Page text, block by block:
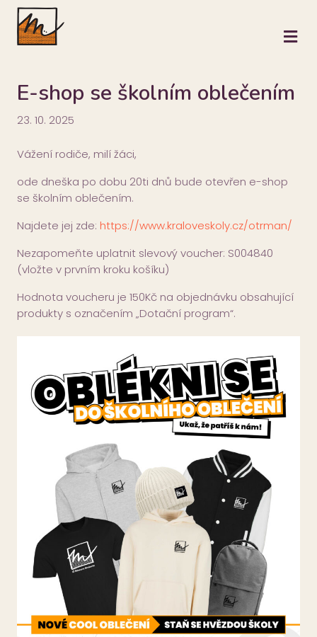
E-shop se školním oblečením
23. 10. 2025
Vážení rodiče, milí žáci,
ode dneška po dobu 20ti dnů bude otevřen e-shop
se školním oblečením.
Najdete jej zde: https://www.kraloveskoly.cz/otrman/
Nezapomeňte uplatnit slevový voucher: S004840
(vložte v prvním kroku košíku)
Hodnota voucheru je 150Kč na objednávku obsahující
produkty s označením „Dotační program“.